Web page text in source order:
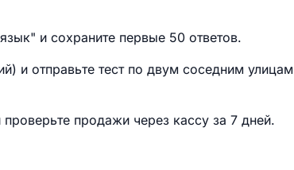
и сохраните первые 50 ответов.
и отправьте тест по двум соседним
продажи через кассу за 7 дней.